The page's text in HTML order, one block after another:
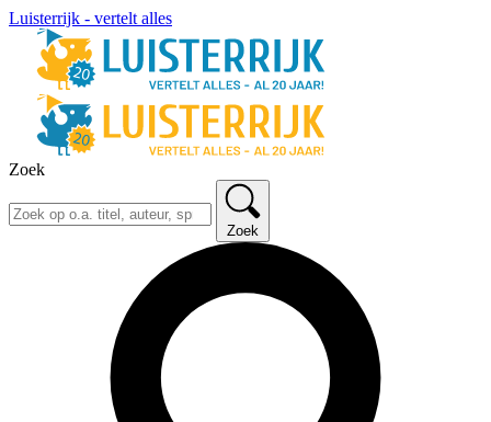
Luisterrijk - vertelt alles
Zoek
Zoek